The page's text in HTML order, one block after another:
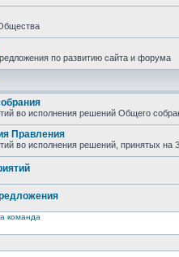
по развитию сайта и форума
во исполнения решений Общего
Правления
во исполнения решений, принятых на
команда